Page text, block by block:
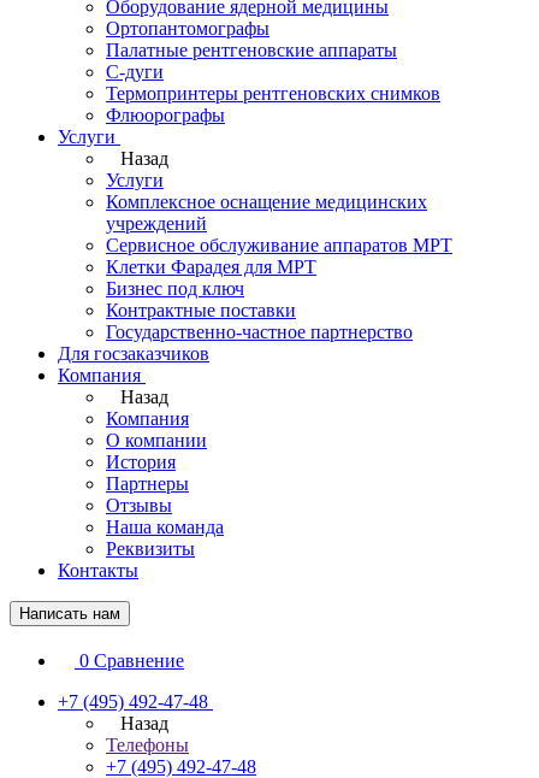
Оборудование ядерной медицины
Ортопантомографы
Палатные рентгеновские аппараты
С-дуги
Термопринтеры рентгеновских снимков
Флюорографы
Услуги
Назад
Услуги
Комплексное оснащение медицинских
учреждений
Сервисное обслуживание аппаратов МРТ
Клетки Фарадея для МРТ
Бизнес под ключ
Контрактные поставки
Государственно-частное партнерство
Для госзаказчиков
Компания
Назад
Компания
О компании
История
Партнеры
Отзывы
Наша команда
Реквизиты
Контакты
Написать нам
0 Сравнение
+7 (495) 492-47-48
Назад
Телефоны
+7 (495) 492-47-48